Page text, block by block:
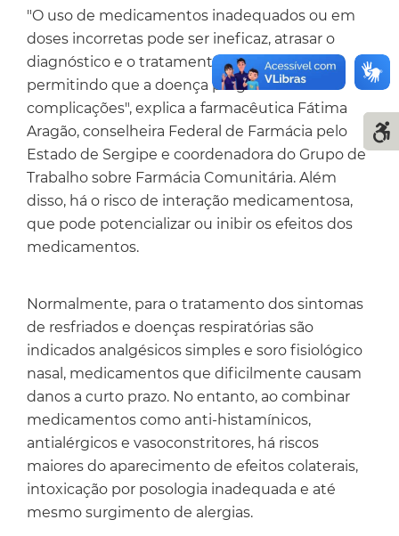
"O uso de medicamentos inadequados ou em
doses incorretas pode ser ineficaz, atrasar o
diagnóstico e o tratamento adequados,
permitindo que a doença progrida e cause
complicações", explica a farmacêutica Fátima
Aragão, conselheira Federal de Farmácia pelo
Estado de Sergipe e coordenadora do Grupo de
Trabalho sobre Farmácia Comunitária. Além
disso, há o risco de interação medicamentosa,
que pode potencializar ou inibir os efeitos dos
medicamentos.
Normalmente, para o tratamento dos sintomas
de resfriados e doenças respiratórias são
indicados analgésicos simples e soro fisiológico
nasal, medicamentos que dificilmente causam
danos a curto prazo. No entanto, ao combinar
medicamentos como anti-histamínicos,
antialérgicos e vasoconstritores, há riscos
maiores do aparecimento de efeitos colaterais,
intoxicação por posologia inadequada e até
mesmo surgimento de alergias.